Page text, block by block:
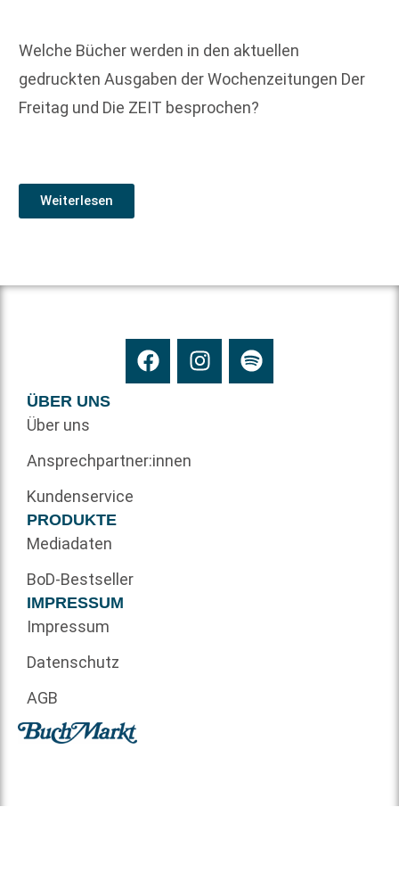
Welche Bücher werden in den aktuellen
gedruckten Ausgaben der Wochenzeitungen Der
Freitag und Die ZEIT besprochen?
Weiterlesen
ÜBER UNS
Über uns
Ansprechpartner:innen
Kundenservice
PRODUKTE
Mediadaten
BoD-Bestseller
IMPRESSUM
Impressum
Datenschutz
AGB